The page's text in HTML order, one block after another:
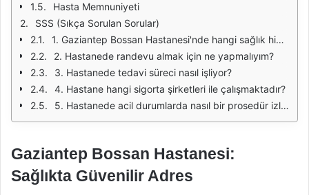
Hasta Memnuniyeti
SSS (Sıkça Sorulan Sorular)
1. Gaziantep Bossan Hastanesi'nde hangi sağlık hizmetleri sunulmaktadır?
2. Hastanede randevu almak için ne yapmalıyım?
3. Hastanede tedavi süreci nasıl işliyor?
4. Hastane hangi sigorta şirketleri ile çalışmaktadır?
5. Hastanede acil durumlarda nasıl bir prosedür izleniyor?
Gaziantep Bossan Hastanesi:
Sağlıkta Güvenilir Adres